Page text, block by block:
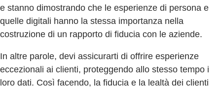
e stanno dimostrando che le esperienze di persona e
quelle digitali hanno la stessa importanza nella
costruzione di un rapporto di fiducia con le aziende.
In altre parole, devi assicurarti di offrire esperienze
eccezionali ai clienti, proteggendo allo stesso tempo i
loro dati. Così facendo, la fiducia e la lealtà dei clienti